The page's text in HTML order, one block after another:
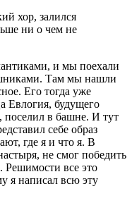
хор, залился
ни о чем не
и мы поехали
Там мы нашли
Его тогда уже
Евлогия, будущего
поселил в башне. И тут
себе образ
где я и что я. В
не смог победить
Решимости все это
я написал всю эту